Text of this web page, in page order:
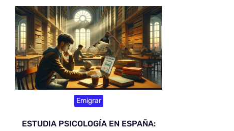
Emigrar
ESTUDIA PSICOLOGÍA EN ESPAÑA: